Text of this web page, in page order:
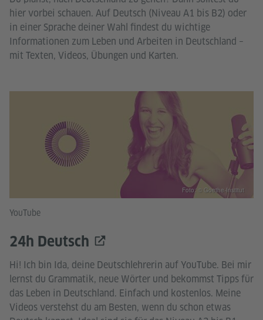
hier vorbei schauen. Auf Deutsch (Niveau A1 bis B2) oder
in einer Sprache deiner Wahl findest du wichtige
Informationen zum Leben und Arbeiten in Deutschland –
mit Texten, Videos, Übungen und Karten.
YouTube
24h Deutsch
Hi! Ich bin Ida, deine Deutschlehrerin auf YouTube. Bei mir
lernst du Grammatik, neue Wörter und bekommst Tipps für
das Leben in Deutschland. Einfach und kostenlos. Meine
Videos verstehst du am Besten, wenn du schon etwas
Foto: © Goethe-Institut